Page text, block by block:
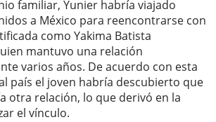
familiar, Yunier habría viajado
a México para reencontrarse con
como Yakima Batista
mantuvo una relación
varios años. De acuerdo con esta
país el joven habría descubierto que
otra relación, lo que derivó en la
el vínculo.